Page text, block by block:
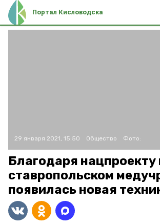
Портал Кисловодска
29 января 2021, 15:50 Общество Фото:
Благодаря нацпроекту
ставропольском
появилась новая